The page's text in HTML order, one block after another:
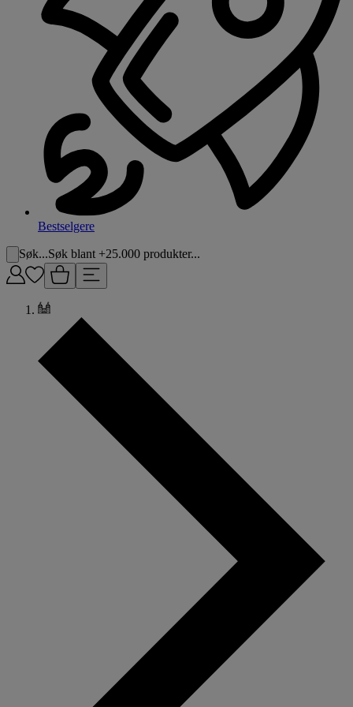
Bestselgere
Søk...Søk blant +25.000 produkter...